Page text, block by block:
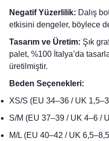
Negatif Yüzerlilik: Dalış
etkisini dengeler, böylece
Tasarım ve Üretim: Şık
palet, %100 İtalya’da
üretilmiştir.
Beden Seçenekleri:
XS/S (EU 34–36 / UK
S/M (EU 37–39 / UK 4–6 /
M/L (EU 40–42 / UK